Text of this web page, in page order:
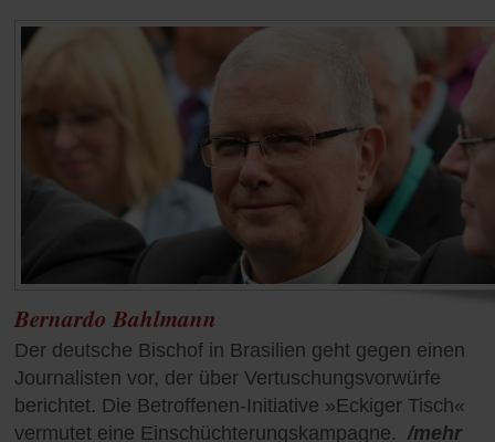
Bernardo Bahlmann
Der deutsche Bischof in Brasilien geht gegen einen
Journalisten vor, der über Vertuschungsvorwürfe
berichtet. Die Betroffenen-Initiative »Eckiger Tisch«
vermutet eine Einschüchterungskampagne. /mehr